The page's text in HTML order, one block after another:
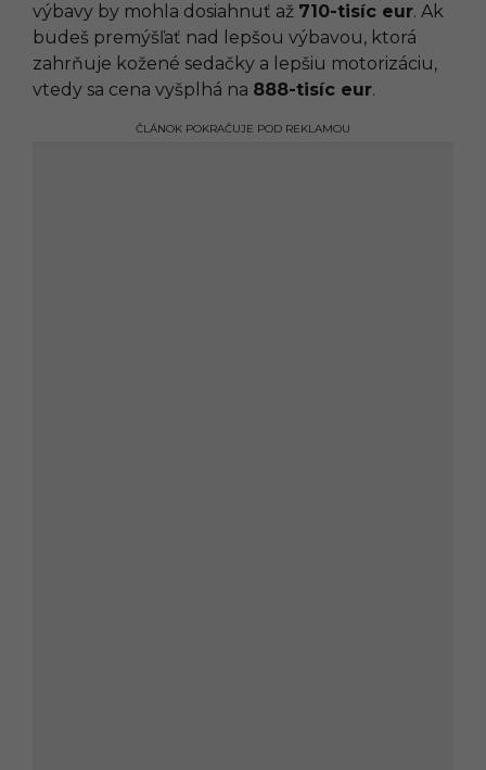
1
3
3
výbavy by mohla dosiahnuť až 710-tisíc eur. Ak
budeš premýšľať nad lepšou výbavou, ktorá
zahrňuje kožené sedačky a lepšiu motorizáciu,
vtedy sa cena vyšplhá na 888-tisíc eur.
ČLÁNOK POKRAČUJE POD REKLAMOU